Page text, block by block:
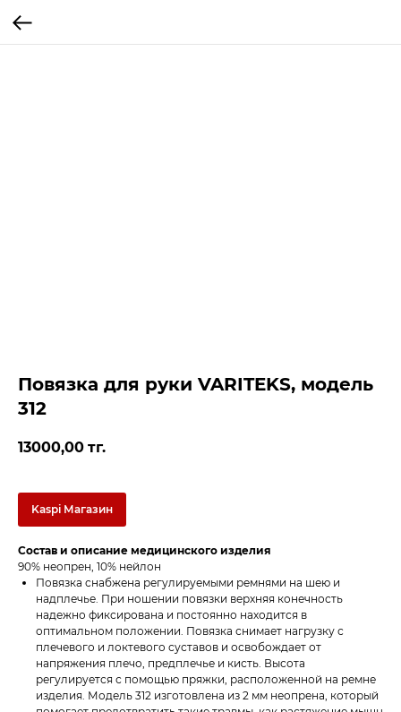
Повязка для руки VARITEKS, модель
312
13000,00 тг.
Kaspi Магазин
Состав и описание медицинского изделия
90% неопрен, 10% нейлон
Повязка снабжена регулируемыми ремнями на шею и
надплечье. При ношении повязки верхняя конечность
надежно фиксирована и постоянно находится в
оптимальном положении. Повязка снимает нагрузку с
плечевого и локтевого суставов и освобождает от
напряжения плечо, предплечье и кисть. Высота
регулируется с помощью пряжки, расположенной на ремне
изделия. Модель 312 изготовлена из 2 мм неопрена, который